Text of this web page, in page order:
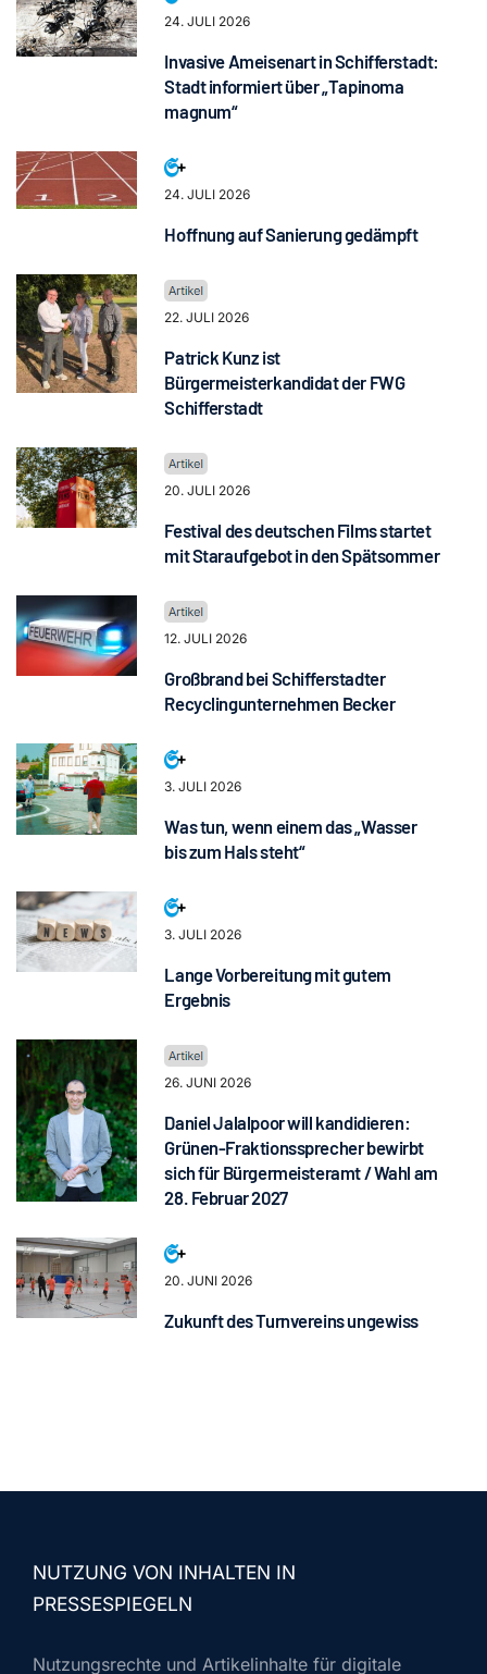
24. JULI 2026
Invasive Ameisenart in Schifferstadt:
Stadt informiert über „Tapinoma
magnum“
24. JULI 2026
Hoffnung auf Sanierung gedämpft
22. JULI 2026
Patrick Kunz ist
Bürgermeisterkandidat der FWG
Schifferstadt
20. JULI 2026
Festival des deutschen Films startet
mit Staraufgebot in den Spätsommer
12. JULI 2026
Großbrand bei Schifferstadter
Recyclingunternehmen Becker
3. JULI 2026
Was tun, wenn einem das „Wasser
bis zum Hals steht“
3. JULI 2026
Lange Vorbereitung mit gutem
Ergebnis
26. JUNI 2026
Daniel Jalalpoor will kandidieren:
Grünen-Fraktionssprecher bewirbt
sich für Bürgermeisteramt / Wahl am
28. Februar 2027
20. JUNI 2026
Zukunft des Turnvereins ungewiss
NUTZUNG VON INHALTEN IN
PRESSESPIEGELN
Nutzungsrechte und Artikelinhalte für digitale